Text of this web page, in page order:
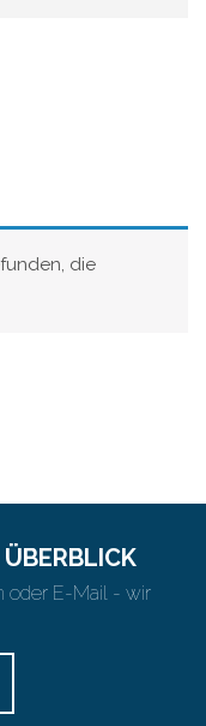
die
oder E-Mail - wir